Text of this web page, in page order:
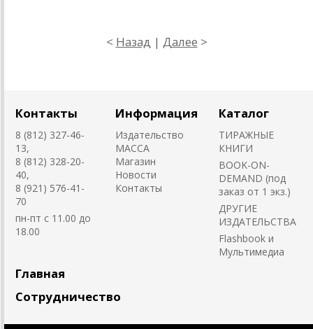
< Назад | Далее >
Контакты
8 (812) 327-46-
13,
8 (812) 328-20-
40,
8 (921) 576-41-
70
пн-пт с 11.00 до
18.00
Информация
Издательство
MACCA
Магазин
Новости
Контакты
Каталог
ТИРАЖНЫЕ
КНИГИ
BOOK-ON-
DEMAND (под
заказ от 1 экз.)
ДРУГИЕ
ИЗДАТЕЛЬСТВА
Flashbook и
Мультимедиа
Главная
Сотрудничество